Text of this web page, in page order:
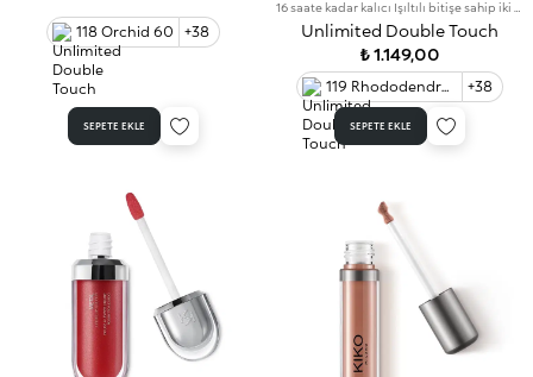
118 Orchid 60 +38
SEPETE EKLE
Unlimited Double Touch
₺ 1.149,00
119 Rhododendron Pink +38
SEPETE EKLE